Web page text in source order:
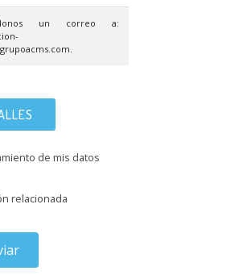
un correo a:
de mis datos
relacionada